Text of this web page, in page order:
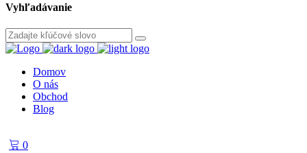
Vyhľadávanie
Domov
O nás
Obchod
Blog
0